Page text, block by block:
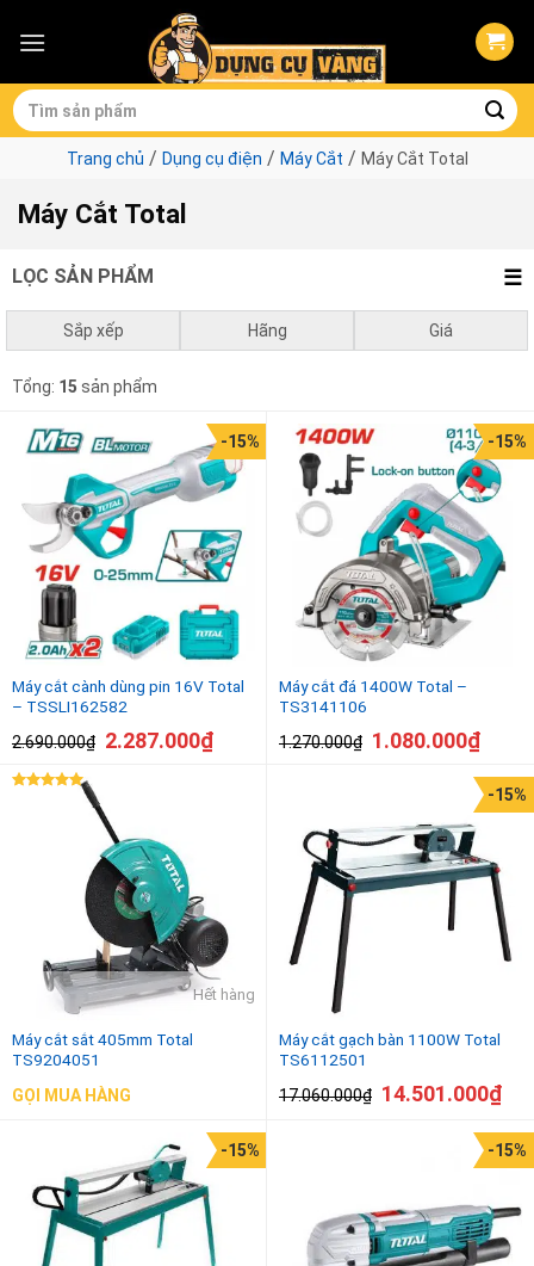
Tìm
kiếm:
Trang chủ / Dụng cụ điện / Máy Cắt / Máy Cắt Total
Máy Cắt Total
LỌC SẢN PHẨM
Sắp xếp
Mặc định
Giá cao đến thấp
Hãng
Total
Giá
0₫-1.000.000₫
₫
10.000.000₫
10.000.000₫-0₫
Tổng: 15 sản phẩm
Máy cắt cành dùng pin 16V Total
– TSSLI162582
2.690.000₫
-15%
2.287.000₫
Máy cắt đá 1400W Total –
TS3141106
1.270.000₫
-15%
1.080.000₫
Hết hàng
Máy cắt sắt 405mm Total
TS9204051
GỌI MUA HÀNG
Máy cắt gạch bàn 1100W Total
TS6112501
17.060.000₫
-15%
14.501.000₫
-15% -15%